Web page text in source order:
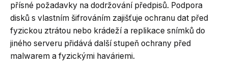
přísné požadavky na dodržování předpisů. Podpora
disků s vlastním šifrováním zajišťuje ochranu dat před
fyzickou ztrátou nebo krádeží a replikace snímků do
jiného serveru přidává další stupeň ochrany před
malwarem a fyzickými haváriemi.